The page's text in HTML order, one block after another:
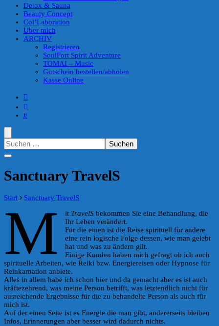
Detox & Sauna
Beauty Concept
Col’Laboration
Über mich
ARCHIV
Registrieren
SoulFort Spirit Adventure
TOMAI – Music
Gutschein bestellen/abholen
Kasse Online
Suchen
nach:
Sanctuary TravelS
Start Sanctuary TravelS
M it TravelSbekommen Sie eine Behandlung, die
Ihr Leben verändert.
Für die einen ist die Reise spirituell für andere
eine rein logische Folge dessen, wie man gelebt
hat und was zu ändern gilt.
Einige Kunden haben mich gefragt ob ich auch
spirituelle Arbeiten, wie Reiki bzw. Energiereisen oder Hypnose für
Reinkarnation anbiete.
Alles in allem habe ich schon hier und da gemacht aber es ist auch
kräftezehrend, was meine Person betrifft, was letztendlich nicht für
ausreichende Ergebnisse für die zu behandelte Person als auch für
mich ist.
Auf der einen Seite ist es Energie die man gibt, andererseits bleiben
Infos, Erinnerungen aber besser wird dadurch nichts.